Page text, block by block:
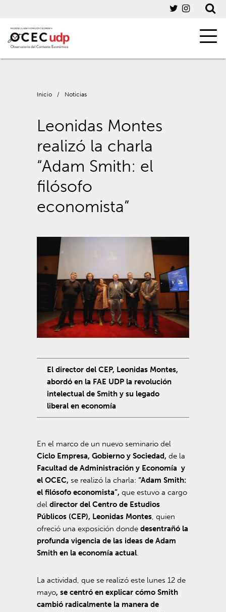
Inicio / Noticias
Leonidas Montes
realizó la charla
“Adam Smith: el
filósofo
economista”
El director del CEP, Leonidas Montes,
abordó en la FAE UDP la revolución
intelectual de Smith y su legado
liberal en economía
En el marco de un nuevo seminario del
Ciclo Empresa, Gobierno y Sociedad,de la
Facultad de Administración y Economía y
el OCEC,se realizó la charla: “Adam Smith:
el filósofo economista”,que estuvo a cargo
deldirector del Centro de Estudios
Públicos (CEP), Leonidas Montes, quien
ofreció una exposición dondedesentrañó la
profunda vigencia de las ideas de Adam
Smith en la economía actual.
La actividad, que se realizó este lunes 12 de
mayo, se centró en explicar cómo Smith
cambió radicalmente la manera de